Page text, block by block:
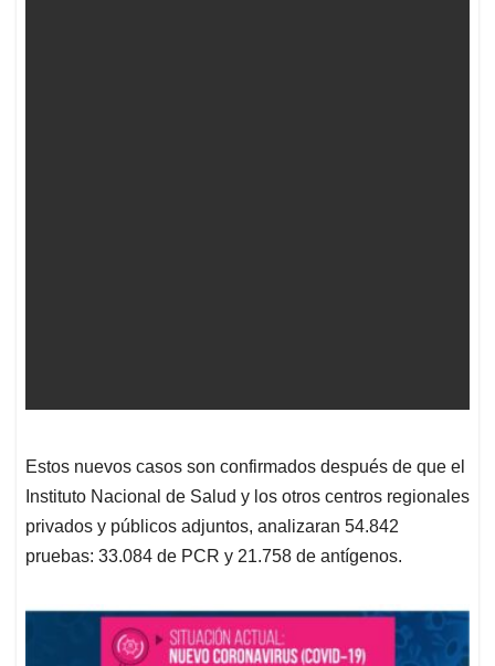
Estos nuevos casos son confirmados después de que el
Instituto Nacional de Salud y los otros centros regionales
privados y públicos adjuntos, analizaran 54.842
pruebas: 33.084 de PCR y 21.758 de antígenos.